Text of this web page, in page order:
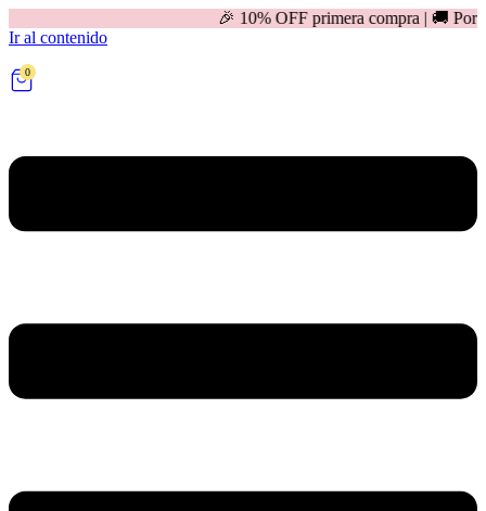
🎉 10% OFF primera compra | 🚚 Por compras
Ir al contenido
0